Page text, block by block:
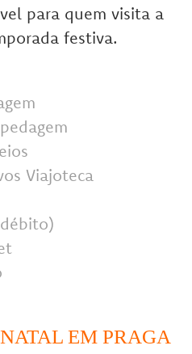
para quem visita a
festiva.
Viajoteca
EM PRAGA